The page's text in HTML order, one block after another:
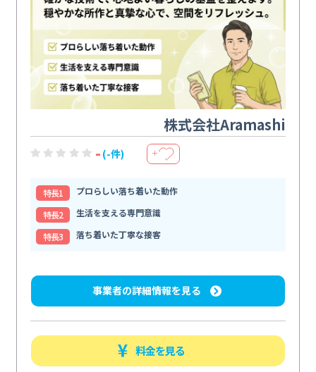
株式会社Aramashi
- (-件) ＋
特⻑1
プロらしい落ち着いた動作
特⻑2
生活を支える専門意識
特⻑3
落ち着いた丁寧な接客
事業者の詳細情報を見る
料金を見る